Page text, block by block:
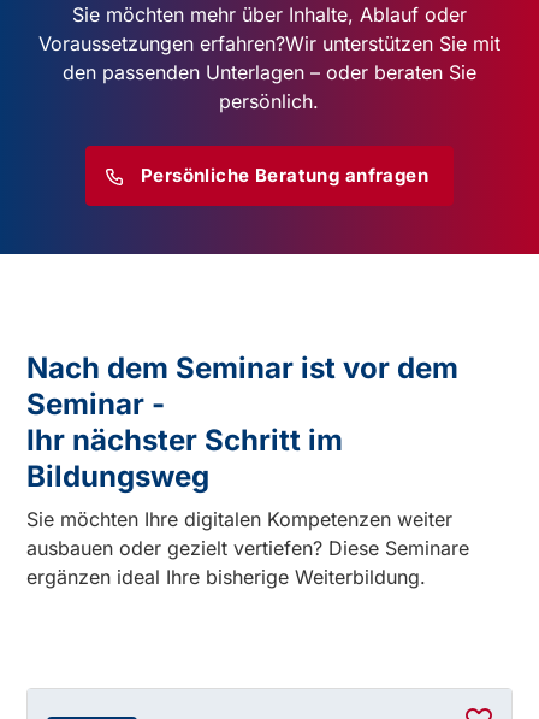
Sie möchten mehr über Inhalte, Ablauf oder
Voraussetzungen erfahren?Wir unterstützen Sie mit
den passenden Unterlagen – oder beraten Sie
persönlich.
Persönliche Beratung anfragen
Nach dem Seminar ist vor dem
Seminar -
Ihr nächster Schritt im
Bildungsweg
Sie möchten Ihre digitalen Kompetenzen weiter
ausbauen oder gezielt vertiefen? Diese Seminare
ergänzen ideal Ihre bisherige Weiterbildung.